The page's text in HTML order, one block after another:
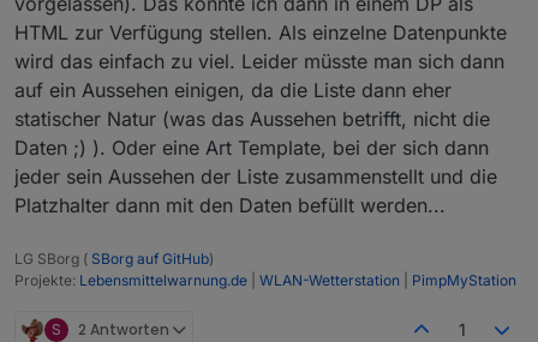
HTML zur Verfügung stellen. Als einzelne Datenpunkte
wird das einfach zu viel. Leider müsste man sich dann
auf ein Aussehen einigen, da die Liste dann eher
statischer Natur (was das Aussehen betrifft, nicht die
Daten ;) ). Oder eine Art Template, bei der sich dann
jeder sein Aussehen der Liste zusammenstellt und die
Platzhalter dann mit den Daten befüllt werden...
LG SBorg ( SBorg auf GitHub)
Projekte: Lebensmittelwarnung.de WLAN-Wetterstation PimpMyStation
S 2 Antworten 1